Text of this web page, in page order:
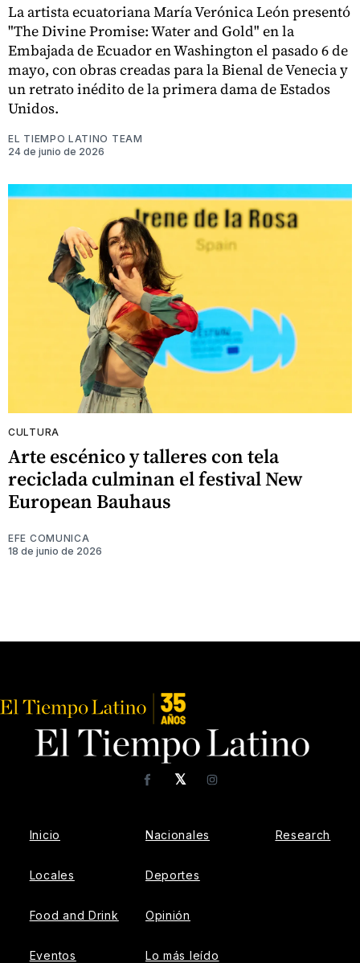
La artista ecuatoriana María Verónica León presentó
"The Divine Promise: Water and Gold" en la
Embajada de Ecuador en Washington el pasado 6 de
mayo, con obras creadas para la Bienal de Venecia y
un retrato inédito de la primera dama de Estados
Unidos.
EL TIEMPO LATINO TEAM
24 de junio de 2026
CULTURA
Arte escénico y talleres con tela
reciclada culminan el festival New
European Bauhaus
EFE COMUNICA
18 de junio de 2026
𝕏
FacebookInstagram
Inicio
Locales
Food and Drink
Eventos
Nacionales
Deportes
Opinión
Lo más leído
Research